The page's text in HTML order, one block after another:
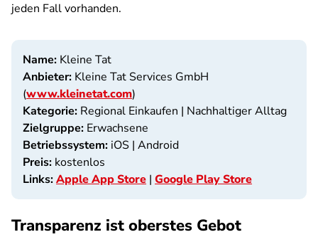
jeden Fall vorhanden.
Name: Kleine Tat
Anbieter: Kleine Tat Services GmbH
(www.kleinetat.com)
Kategorie: Regional Einkaufen | Nachhaltiger Alltag
Zielgruppe: Erwachsene
Betriebssystem: iOS | Android
Preis: kostenlos
Links:Apple App Store | Google Play Store
Transparenz ist oberstes Gebot